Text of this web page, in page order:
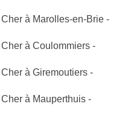
à Marolles-en-Brie -
à Coulommiers -
à Giremoutiers -
à Mauperthuis -